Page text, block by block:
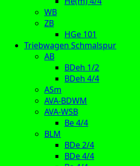
WB
ZB
HGe 101
Triebwagen Schmalspur
AB
BDeh 1/2
BDeh 4/4
ASm
AVA-BDWM
AVA-WSB
Be 4/4
BLM
BDe 2/4
BDe 4/4